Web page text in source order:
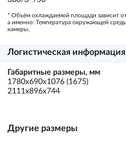
* Объём охлаждаемой площади зависит
а именно: Температура окружающей
камеры.
Логистическая информация
Габаритные размеры, мм
1780х690х1076 (1675)
2111х896х744
Другие размеры